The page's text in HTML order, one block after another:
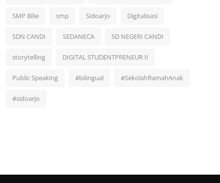
SMP Bilie smp Sidoarjo Digitalisasi
SDN CANDI SEDANECA SD NEGERI CANDI
storytelling DIGITAL STUDENTPRENEUR II
Public Speaking #bilingual #SekolahRamahAnak
#sidoarjo